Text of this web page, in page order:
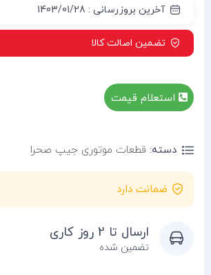
آخرین بروزرسانی : 1403/01/28
تضمین اصالت کالا
استعلام قیمت
دسته: قطعات موتوری جیپ صحرا
ضمانت دارد
ارسال تا 2 روز کاری
تضمین شده